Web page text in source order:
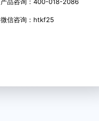
微信咨询：htkf25